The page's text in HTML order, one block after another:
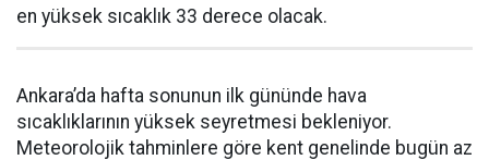
en yüksek sıcaklık 33 derece olacak.
Ankara’da hafta sonunun ilk gününde hava
sıcaklıklarının yüksek seyretmesi bekleniyor.
Meteorolojik tahminlere göre kent genelinde bugün az